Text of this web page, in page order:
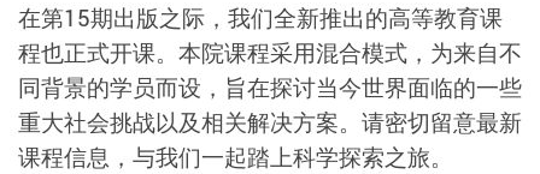
在第15期出版之际，我们全新推出的高等教育课
程也正式开课。本院课程采用混合模式，为来自不
同背景的学员而设，旨在探讨当今世界面临的一些
重大社会挑战以及相关解决方案。请密切留意最新
课程信息，与我们一起踏上科学探索之旅。